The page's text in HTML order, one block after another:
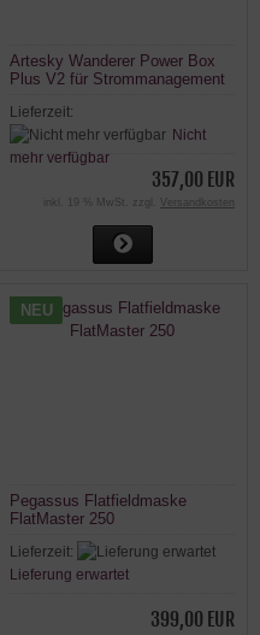
Artesky Wanderer Power Box
Plus V2 für Strommanagement
Lieferzeit:
Nicht
mehr verfügbar
357,00 EUR
inkl. 19 % MwSt. zzgl. Versandkosten
NEU
Pegassus Flatfieldmaske
FlatMaster 250
Lieferzeit:
Lieferung erwartet
399,00 EUR